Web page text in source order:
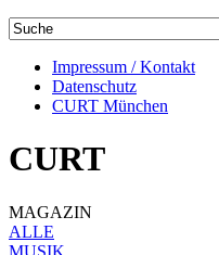
Impressum / Kontakt
Datenschutz
CURT München
CURT
MAGAZIN
ALLE
MUSIK